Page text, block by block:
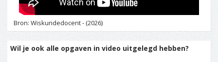
Bron: Wiskundedocent - (2026)
Wil je ook alle opgaven in video uitgelegd hebben?